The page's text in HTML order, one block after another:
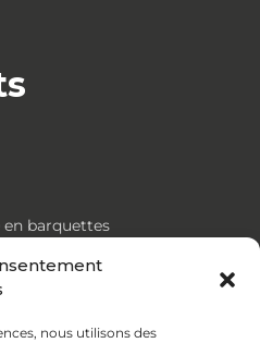
nous utilisons des
en barquettes